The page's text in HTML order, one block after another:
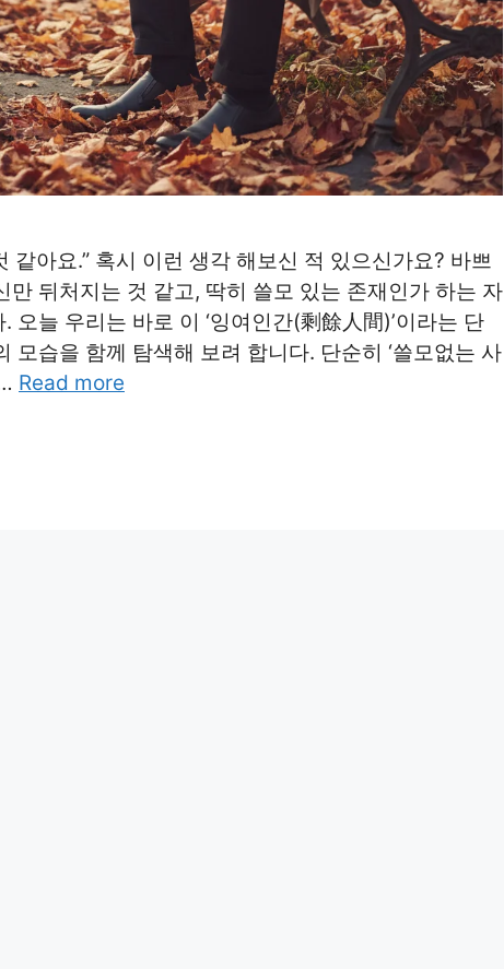
같아요.” 혹시 이런 생각 해보신 적 있으신가요? 바쁘
만 뒤처지는 것 같고, 딱히 쓸모 있는 존재인가 하는 자
오늘 우리는 바로 이 ‘잉여인간(剩餘人間)’이라는 단
모습을 함께 탐색해 보려 합니다. 단순히 ‘쓸모없는 사
Read more